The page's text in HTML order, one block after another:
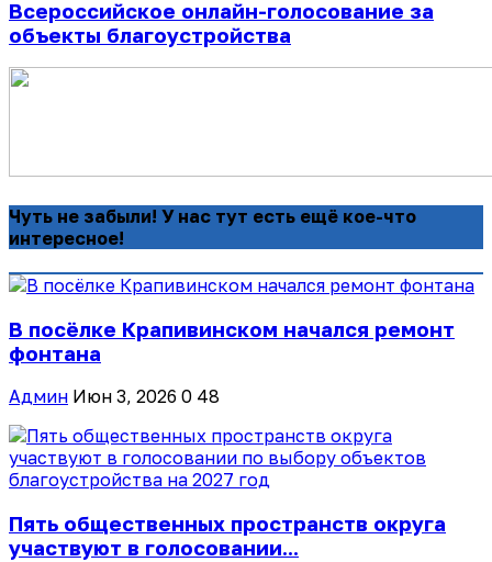
Всероссийское онлайн-голосование за
объекты благоустройства
Чуть не забыли! У нас тут есть ещё кое-что
интересное!
В посёлке Крапивинском начался ремонт
фонтана
Админ Июн 3, 2026 0 48
Пять общественных пространств округа
участвуют в голосовании...